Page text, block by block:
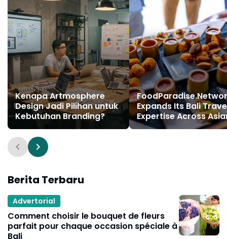
Kenapa Artmosphere
Design Jadi Pilihan untuk
Kebutuhan Branding?
Expands Its Bali
Expertise Across
Destinations
Berita Terbaru
Advertorial
Comment choisir le bouquet de fleurs
parfait pour chaque occasion spéciale à
Bali